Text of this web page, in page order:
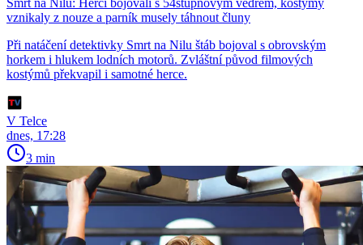
vznikaly z nouze a parník musely táhnout čluny
Při natáčení detektivky Smrt na Nilu štáb bojoval s obrovským
horkem i hlukem lodních motorů. Zvláštní původ filmových
kostýmů překvapil i samotné herce.
V Telce
dnes, 17:28
3 min